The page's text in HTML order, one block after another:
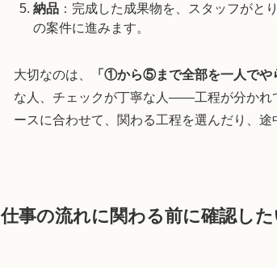
納品 ：完成した成果物を、スタッフがと
の案件に進みます。
大切なのは、 「①から⑤まで全部を一人でや
な人、チェックが丁寧な人——工程が分かれ
ースに合わせて、関わる工程を選んだり、途
仕事の流れに関わる前に確認し